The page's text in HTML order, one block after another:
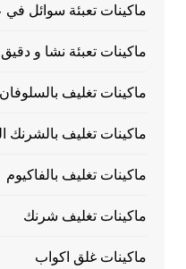
ماكينات تعبئة سوائل
ماكينات تعبئة نشا و
ماكينات تغليف
ماكينات تغليف بالشرنك
ماكينات تغليف بالفاكيوم
ماكينات تغليف شرنك
ماكينات غلق اكواب